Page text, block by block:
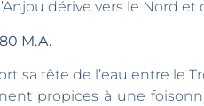
dérive vers le Nord
M.A.
de l’eau entre le Tropique du
propices à une